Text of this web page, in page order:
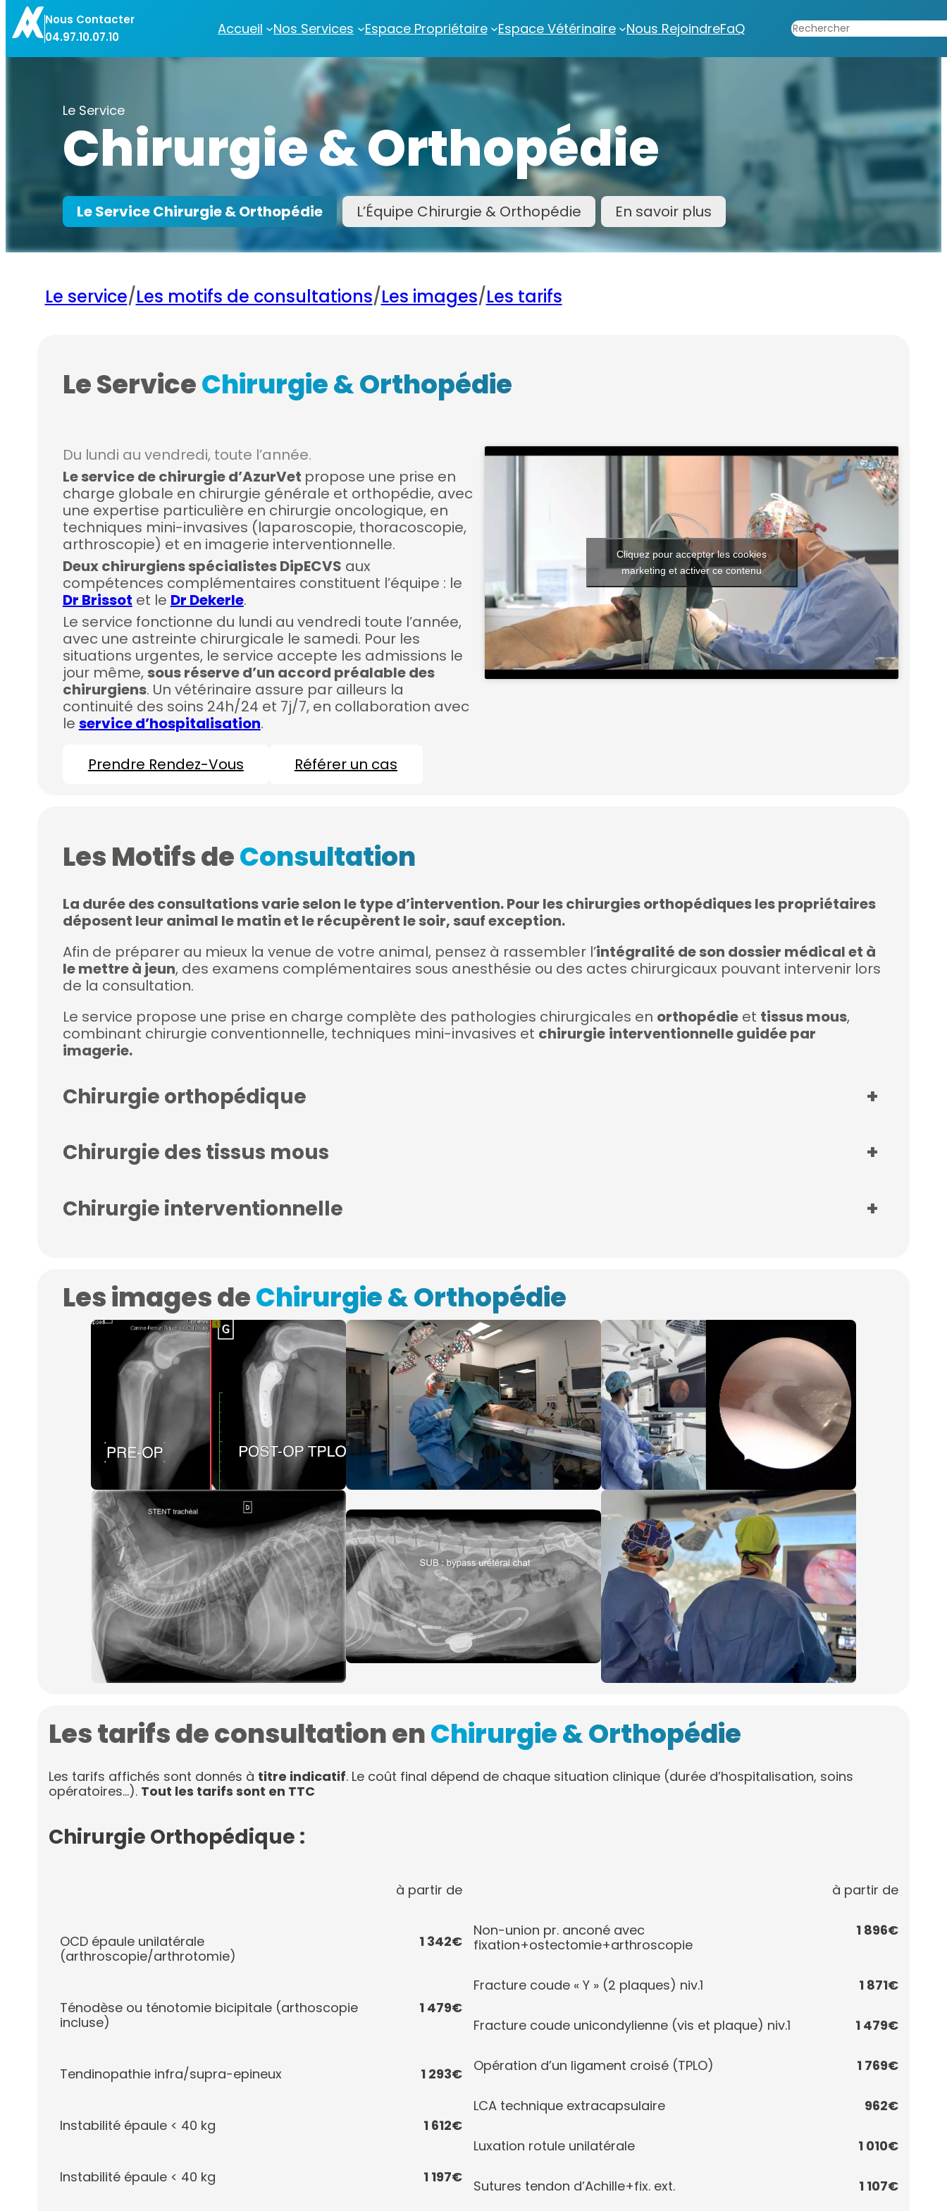
Nous Contacter
04.97.10.07.10
Accueil Nos Services Espace Propriétaire Espace Vétérinaire Nous RejoindreFaQ Rechercher
Le Service
Chirurgie & Orthopédie
Le Service Chirurgie & Orthopédie L’Équipe Chirurgie & Orthopédie En savoir plus
Le service/Les motifs de consultations/Les images/Les tarifs
Le ServiceChirurgie & Orthopédie
Du lundi au vendredi, toute l’année.
Le service de chirurgie d’AzurVet propose une prise en
charge globale en chirurgie générale et orthopédie, avec
une expertise particulière en chirurgie oncologique, en
techniques mini-invasives (laparoscopie, thoracoscopie,
arthroscopie) et en imagerie interventionnelle.
Deux chirurgiens spécialistes DipECVS aux
compétences complémentaires constituent l’équipe : le
Dr Brissot et le Dr Dekerle.
Le service fonctionne du lundi au vendredi toute l’année,
avec une astreinte chirurgicale le samedi. Pour les
situations urgentes, le service accepte les admissions le
jour même,sous réserve d’un accord préalable des
chirurgiens. Un vétérinaire assure par ailleurs la
continuité des soins 24h/24 et 7j/7, en collaboration avec
le service d’hospitalisation.
Prendre Rendez-Vous Référer un cas
Cliquez pour accepter les cookies
marketing et activer ce contenu
Les Motifs deConsultation
La durée des consultations varie selon le type d’intervention. Pour les chirurgies orthopédiques les propriétaires
déposent leur animal le matin et le récupèrent le soir, sauf exception.
Afin de préparer au mieux la venue de votre animal, pensez à rassembler l’intégralité de son dossier médical et à
le mettre à jeun, des examens complémentaires sous anesthésie ou des actes chirurgicaux pouvant intervenir lors
de la consultation.
Le service propose une prise en charge complète des pathologies chirurgicales en orthopédieet tissus mous,
combinant chirurgie conventionnelle, techniques mini-invasives et chirurgie interventionnelle guidée par
imagerie.
Chirurgie orthopédique +
Chirurgie des tissus mous +
Chirurgie interventionnelle +
Les images deChirurgie & Orthopédie
Les tarifs de consultation enChirurgie & Orthopédie
Les tarifs affichés sont donnés à titre indicatif. Le coût final dépend de chaque situation clinique (durée d’hospitalisation, soins
opératoires…). Tout les tarifs sont en TTC
Chirurgie Orthopédique :
à partir de
OCD épaule unilatérale
(arthroscopie/arthrotomie)
1 342€
Ténodèse ou ténotomie bicipitale (arthoscopie
incluse)
1 479€
Tendinopathie infra/supra-epineux 1 293€
Instabilité épaule < 40 kg 1 612€
Instabilité épaule < 40 kg 1 197€
à partir de
Non-union pr. anconé avec
fixation+ostectomie+arthroscopie
1 896€
Fracture coude « Y » (2 plaques) niv.1 1 871€
Fracture coude unicondylienne (vis et plaque) niv.1 1 479€
Opération d’un ligament croisé (TPLO) 1 769€
LCA technique extracapsulaire 962€
Luxation rotule unilatérale 1 010€
Sutures tendon d’Achille+fix. ext. 1 107€